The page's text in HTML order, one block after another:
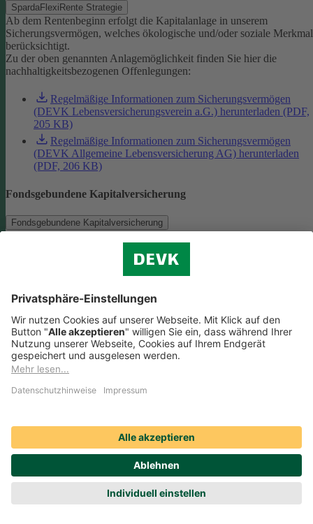
SpardaFlexiRente Strategie
Ab dem Rentenbeginn erfolgt die Kapitalanlage in unserem
Sicherungsvermögen, welches ökologische und/oder soziale
berücksichtigt.
Zu der oben genannten Anlagemöglichkeit finden Sie hier die
nachhaltigkeitsbezogenen Offenlegungen:
Regelmäßige Informationen zum Sicherungsvermögen
(DEVK Lebensversicherungsverein a.G.) herunterladen (PDF,
205 KB)
Regelmäßige Informationen zum Sicherungsvermögen
(DEVK Allgemeine Lebensversicherung AG) herunterladen
(PDF, 206 KB)
Fondsgebundene Kapitalversicherung
Fondsgebundene Kapitalversicherung
Als Anlagemöglichkeit mit ökologischen und/oder sozialen
Zu der oben genannten Anlagemöglichkeit finden Sie hier die
nachhaltigkeitsbezogenen Offenlegungen:
Regelmäßige Informationen zum Monega FairInvest Aktien
R aufrufen
Weitere Rentenversicherungen (nicht fondsgebunden)
ökologische und/oder soziale Merkmale berücksichtigt.Zu der oben
genannten Anlagemöglichkeit finden Sie hier die
nachhaltigkeitsbezogenen Offenlegungen:
Regelmäßige Informationen zum Sicherungsvermögen
(DEVK Lebensversicherungsverein a.G.) herunterladen (PDF,
205 KB)